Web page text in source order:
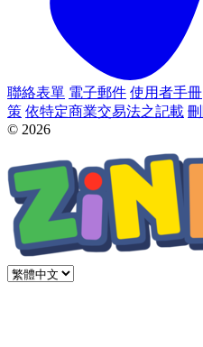
聯絡表單 電子郵件 使用者手冊
策 依特定商業交易法之記載
© 2026